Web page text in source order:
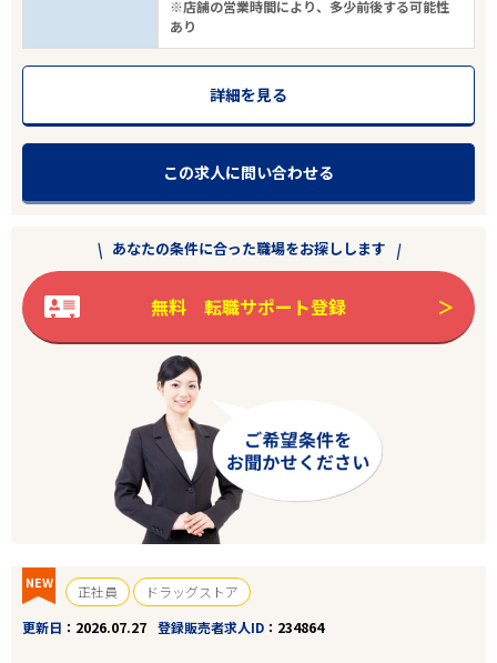
※店舗の営業時間により、多少前後する可能性
あり
詳細を見る
この求人に問い合わせる
あなたの条件に合った職場をお探しします
無料 転職サポート登録
NEW 正社員
ドラッグストア
更新日
2026.07.27 登録販売者求人ID 234864